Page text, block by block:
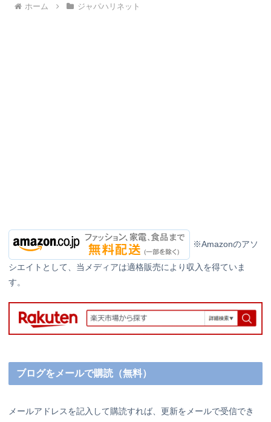
ホーム ジャパハリネット
※Amazonのアソ
シエイトとして、当メディアは適格販売により収入を得ていま
す。
ブログをメールで購読（無料）
メールアドレスを記入して購読すれば、更新をメールで受信でき